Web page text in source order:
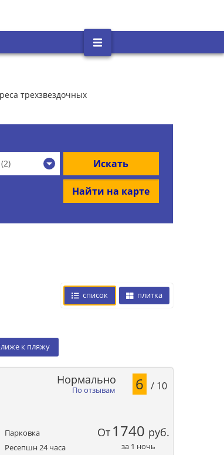
трехзвездочных
Искать
Найти на карте
список плитка
к пляжу
Парковка
Ресепшн 24 часа
По отзывам
Нормально 6 / 10
От 1740 руб.
за 1 ночь